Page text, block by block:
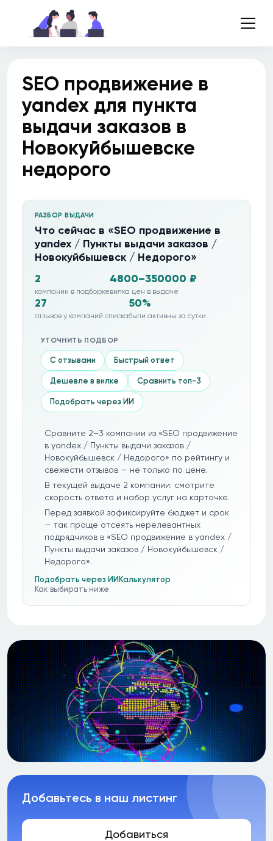
SEO продвижение в
yandex для пункта
выдачи заказов в
Новокуйбышевске
недорого
РАЗБОР ВЫДАЧИ
Что сейчас в «SEO продвижение в
yandex / Пункты выдачи заказов /
Новокуйбышевск / Недорого»
2
компании в подборке
4800–350000 ₽
вилка цен в выдаче
27
отзывов у компаний списка
50%
были активны за сутки
УТОЧНИТЬ ПОДБОР
С отзывами Быстрый ответ
Дешевле в вилке Сравнить топ-3
Подобрать через ИИ
Сравните 2–3 компании из «SEO продвижение
в yandex / Пункты выдачи заказов /
Новокуйбышевск / Недорого» по рейтингу и
свежести отзывов — не только по цене.
В текущей выдаче 2 компании: смотрите
скорость ответа и набор услуг на карточке.
Перед заявкой зафиксируйте бюджет и срок
— так проще отсеять нерелевантных
подрядчиков в «SEO продвижение в yandex /
Пункты выдачи заказов / Новокуйбышевск /
Недорого».
Подобрать через ИИ Калькулятор
Как выбирать ниже
Добавьтесь в наш листинг
Добавиться